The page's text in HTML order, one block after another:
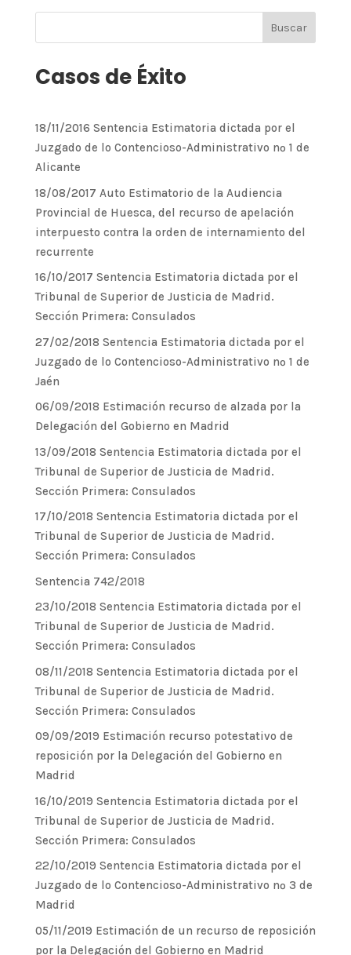
Casos de Éxito
18/11/2016 Sentencia Estimatoria dictada por el
Juzgado de lo Contencioso-Administrativo nº 1 de
Alicante
18/08/2017 Auto Estimatorio de la Audiencia
Provincial de Huesca, del recurso de apelación
interpuesto contra la orden de internamiento del
recurrente
16/10/2017 Sentencia Estimatoria dictada por el
Tribunal de Superior de Justicia de Madrid.
Sección Primera: Consulados
27/02/2018 Sentencia Estimatoria dictada por el
Juzgado de lo Contencioso-Administrativo nº 1 de
Jaén
06/09/2018 Estimación recurso de alzada por la
Delegación del Gobierno en Madrid
13/09/2018 Sentencia Estimatoria dictada por el
Tribunal de Superior de Justicia de Madrid.
Sección Primera: Consulados
17/10/2018 Sentencia Estimatoria dictada por el
Tribunal de Superior de Justicia de Madrid.
Sección Primera: Consulados
Sentencia 742/2018
23/10/2018 Sentencia Estimatoria dictada por el
Tribunal de Superior de Justicia de Madrid.
Sección Primera: Consulados
08/11/2018 Sentencia Estimatoria dictada por el
Tribunal de Superior de Justicia de Madrid.
Sección Primera: Consulados
09/09/2019 Estimación recurso potestativo de
reposición por la Delegación del Gobierno en
Madrid
16/10/2019 Sentencia Estimatoria dictada por el
Tribunal de Superior de Justicia de Madrid.
Sección Primera: Consulados
22/10/2019 Sentencia Estimatoria dictada por el
Juzgado de lo Contencioso-Administrativo nº 3 de
Madrid
05/11/2019 Estimación de un recurso de reposición
por la Delegación del Gobierno en Madrid